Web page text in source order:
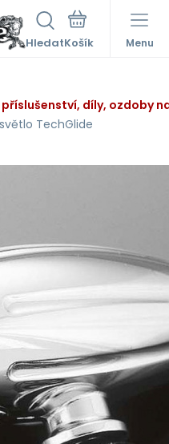
Hledat Menu
příslušenství, díly, ozdoby
TechGlide